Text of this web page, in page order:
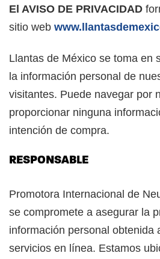
El AVISO DE PRIVACIDAD
sitio web
Llantas de México se toma en
la información personal de
visitantes. Puede navegar por
proporcionar ninguna
intención de compra.
RESPONSABLE
Promotora Internacional de
se compromete a asegurar la
información personal obtenida
servicios en línea. Estamos